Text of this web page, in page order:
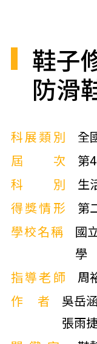
鞋子
防滑
科展類別
全
屆次
第
科別
生
得獎情形
第
學校名稱
國
學
指導老師
周
作者
吳岳
張雨